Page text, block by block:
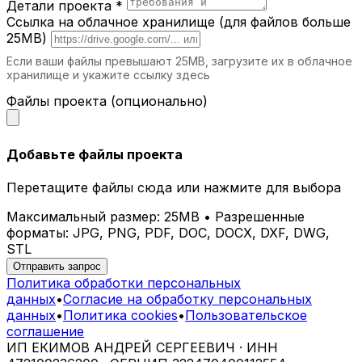
скамеек подчеркивает статус и стиль
пространства.
Жилые дома и ЖК (жилые комплексы).
Скамейки отлично дополняют
ландшафтный дизайн или внутренние
зоны отдыха.
Выставочные пространства.
Мы предлагаем полный цикл услуг:
разработки дизайна до установки
скамейки.
Используем
качественные материалы
Гарантируеминдивидуальный подход и
высокий уровень сервиса.
Создаем мебель, которая становится
центром внимания в любом
пространстве.
Детали проекта *
Ссылка на облачное хранилище (для файлов больше
25MB)
Если ваши файлы превышают 25MB, загрузите их в облачное
хранилище и укажите ссылку здесь
Файлы проекта (опционально)
Добавьте файлы проекта
Перетащите файлы сюда или нажмите для выбора
Максимальный размер: 25MB • Разрешенные
форматы: JPG, PNG, PDF, DOC, DOCX, DXF, DWG,
STL
Отправить запрос
Политика обработки персональных
данных•Согласие на обработку персональных
данных•Политика cookies•Пользовательское
соглашение
ИП ЕКИМОВ АНДРЕЙ СЕРГЕЕВИЧ · ИНН